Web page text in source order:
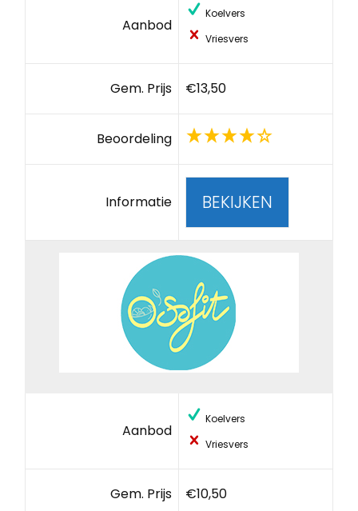
Aanbod
Koelvers
Vriesvers
Gem. Prijs €13,50
Beoordeling
Informatie BEKIJKEN
Aanbod
Koelvers
Vriesvers
Gem. Prijs €10,50